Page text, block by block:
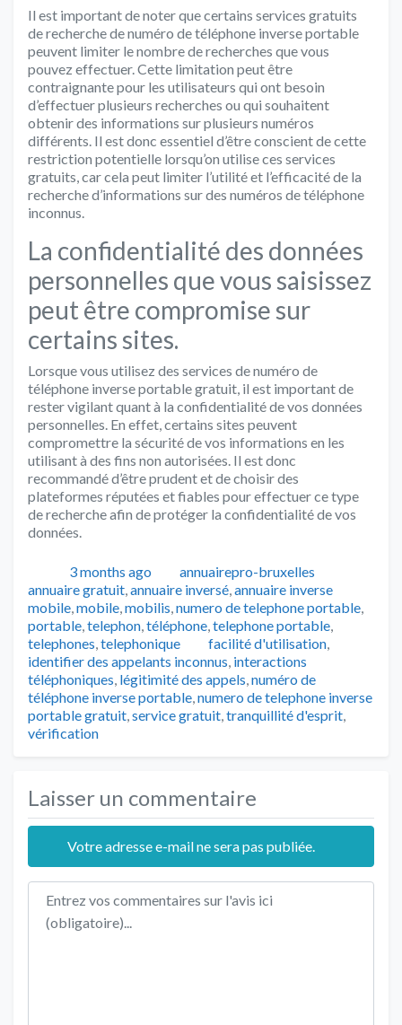
Il est important de noter que certains services gratuits
de recherche de numéro de téléphone inverse portable
peuvent limiter le nombre de recherches que vous
pouvez effectuer. Cette limitation peut être
contraignante pour les utilisateurs qui ont besoin
d’effectuer plusieurs recherches ou qui souhaitent
obtenir des informations sur plusieurs numéros
différents. Il est donc essentiel d’être conscient de cette
restriction potentielle lorsqu’on utilise ces services
gratuits, car cela peut limiter l’utilité et l’efficacité de la
recherche d’informations sur des numéros de téléphone
inconnus.
La confidentialité des données
personnelles que vous saisissez
peut être compromise sur
certains sites.
Lorsque vous utilisez des services de numéro de
téléphone inverse portable gratuit, il est important de
rester vigilant quant à la confidentialité de vos données
personnelles. En effet, certains sites peuvent
compromettre la sécurité de vos informations en les
utilisant à des fins non autorisées. Il est donc
recommandé d’être prudent et de choisir des
plateformes réputées et fiables pour effectuer ce type
de recherche afin de protéger la confidentialité de vos
données.
Publié3 months ago Auteur
annuairepro-bruxelles
annuaire gratuit,annuaire inversé,annuaire inverse
mobile,mobile,mobilis,numero de telephone portable,
portable,telephon,téléphone,telephone portable,
telephones,telephonique Tags
facilité d'utilisation,
identifier des appelants inconnus, interactions
téléphoniques, légitimité des appels,numéro de
téléphone inverse portable,numero de telephone inverse
portable gratuit,service gratuit,tranquillité d'esprit,
vérification
Laisser un commentaire
Votre adresse e-mail ne sera pas publiée.
Texte de l'avis